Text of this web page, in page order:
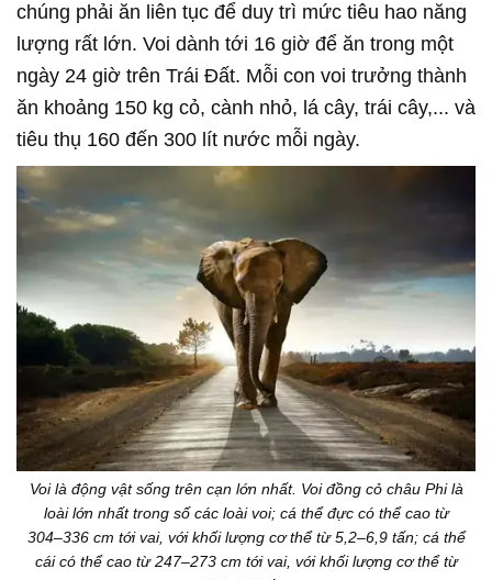
chúng phải ăn liên tục để duy trì mức tiêu hao năng
lượng rất lớn. Voi dành tới 16 giờ để ăn trong một
ngày 24 giờ trên Trái Đất. Mỗi con voi trưởng thành
ăn khoảng 150 kg cỏ, cành nhỏ, lá cây, trái cây,... và
tiêu thụ 160 đến 300 lít nước mỗi ngày.
Voi là động vật sống trên cạn lớn nhất. Voi đồng cỏ châu Phi là
loài lớn nhất trong số các loài voi; cá thể đực có thể cao từ
304–336 cm tới vai, với khối lượng cơ thể từ 5,2–6,9 tấn; cá thể
cái có thể cao từ 247–273 cm tới vai, với khối lượng cơ thể từ